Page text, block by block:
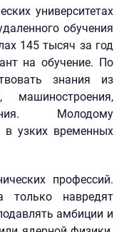
университетах
обучения
145 тысяч за год
на обучение. По
знания из
Молодому
в узких временных
профессий.
только навредят
амбиции и